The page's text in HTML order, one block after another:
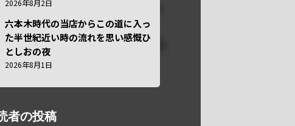
2026年8月2日
六本木時代の当店からこの道に入っ
た半世紀近い時の流れを思い感慨ひ
としおの夜
2026年8月1日
者の投稿